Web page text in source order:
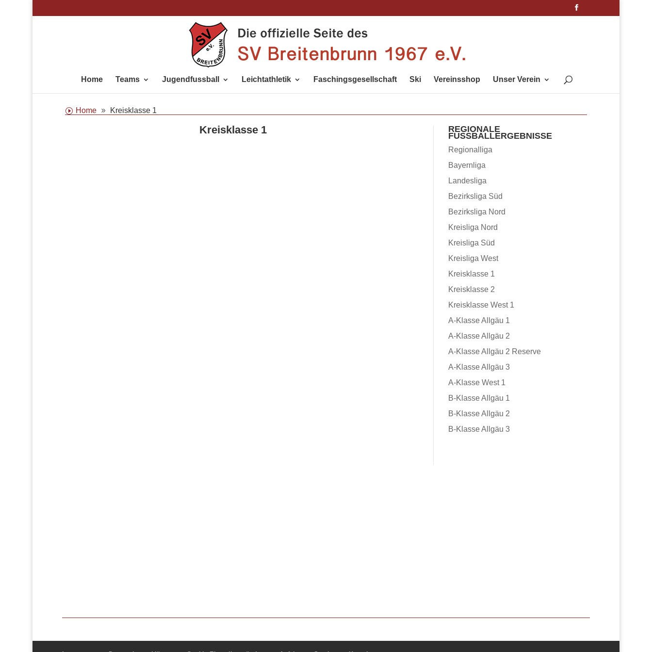
Home Teams Jugendfussball Leichtathletik Faschingsgesellschaft Ski Vereinsshop Unser Verein
Home Kreisklasse 1
Kreisklasse 1 REGIONALE
FUSSBALLERGEBNISSE
Regionalliga
Bayernliga
Landesliga
Bezirksliga Süd
Bezirksliga Nord
Kreisliga Nord
Kreisliga Süd
Kreisliga West
Kreisklasse 1
Kreisklasse 2
Kreisklasse West 1
A-Klasse Allgäu 1
A-Klasse Allgäu 2
A-Klasse Allgäu 2 Reserve
A-Klasse Allgäu 3
A-Klasse West 1
B-Klasse Allgäu 1
B-Klasse Allgäu 2
B-Klasse Allgäu 3